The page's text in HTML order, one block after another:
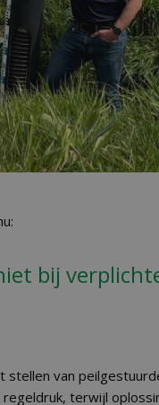
bij
stellen van
terwijl